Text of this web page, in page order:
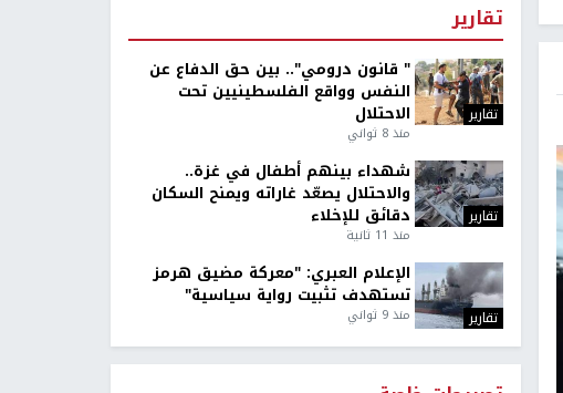
تقارير
تقارير
" قانون درومي".. بين حق الدفاع عن
النفس وواقع الفلسطينيين تحت
الاحتلال
منذ 8 ثواني
تقارير
شهداء بينهم أطفال في غزة..
والاحتلال يصعّد غاراته ويمنح السكان
دقائق للإخلاء
منذ 11 ثانية
تقارير
الإعلام العبري: "معركة مضيق هرمز
تستهدف تثبيت رواية سياسية"
منذ 9 ثواني